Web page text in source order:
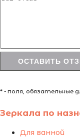
* - поля, обязательные
Зеркала по
Для ванной